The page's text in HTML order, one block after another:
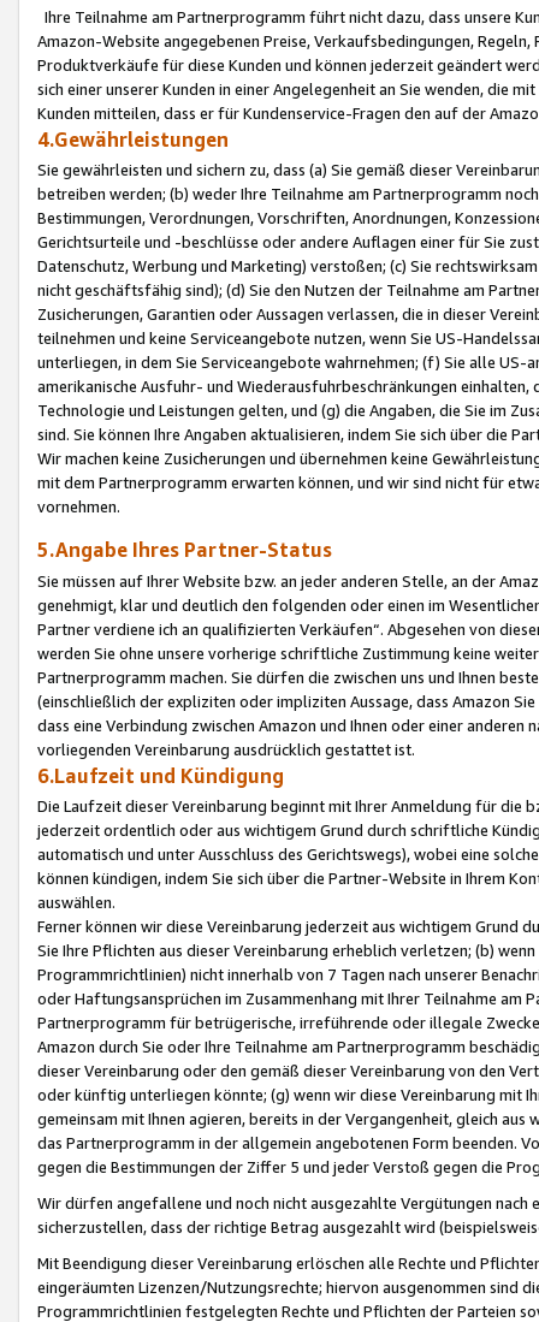
Ihre Teilnahme am Partnerprogramm führt nicht dazu, dass unsere
Amazon-Website angegebenen Preise, Verkaufsbedingungen,
Produktverkäufe für diese Kunden und können jederzeit geändert
sich einer unserer Kunden in einer Angelegenheit an Sie wenden, die
Kunden mitteilen, dass er für Kundenservice-Fragen den auf der
4.Gewährleistungen
Sie gewährleisten und sichern zu, dass (a) Sie gemäß dieser
betreiben werden; (b) weder Ihre Teilnahme am Partnerprogramm
Bestimmungen, Verordnungen, Vorschriften, Anordnungen,
Gerichtsurteile und -beschlüsse oder andere Auflagen einer für Sie
Datenschutz, Werbung und Marketing) verstoßen; (c) Sie
nicht geschäftsfähig sind); (d) Sie den Nutzen der Teilnahme am
Zusicherungen, Garantien oder Aussagen verlassen, die in dieser
teilnehmen und keine Serviceangebote nutzen, wenn Sie US-
unterliegen, in dem Sie Serviceangebote wahrnehmen; (f) Sie alle
amerikanische Ausfuhr- und Wiederausfuhrbeschränkungen
Technologie und Leistungen gelten, und (g) die Angaben, die Sie im
sind. Sie können Ihre Angaben aktualisieren, indem Sie sich über die
Wir machen keine Zusicherungen und übernehmen keine
mit dem Partnerprogramm erwarten können, und wir sind nicht für
vornehmen.
5.Angabe Ihres Partner-Status
Sie müssen auf Ihrer Website bzw. an jeder anderen Stelle, an der
genehmigt, klar und deutlich den folgenden oder einen im
Partner verdiene ich an qualifizierten Verkäufen“. Abgesehen von
werden Sie ohne unsere vorherige schriftliche Zustimmung keine
Partnerprogramm machen. Sie dürfen die zwischen uns und Ihnen
(einschließlich der expliziten oder impliziten Aussage, dass Amazon
dass eine Verbindung zwischen Amazon und Ihnen oder einer
vorliegenden Vereinbarung ausdrücklich gestattet ist.
6.Laufzeit und Kündigung
Die Laufzeit dieser Vereinbarung beginnt mit Ihrer Anmeldung für die
jederzeit ordentlich oder aus wichtigem Grund durch schriftliche
automatisch und unter Ausschluss des Gerichtswegs), wobei eine
können kündigen, indem Sie sich über die Partner-Website in Ihrem
auswählen.
Ferner können wir diese Vereinbarung jederzeit aus wichtigem Grund
Sie Ihre Pflichten aus dieser Vereinbarung erheblich verletzen; (b)
Programmrichtlinien) nicht innerhalb von 7 Tagen nach unserer
oder Haftungsansprüchen im Zusammenhang mit Ihrer Teilnahme am
Partnerprogramm für betrügerische, irreführende oder illegale
Amazon durch Sie oder Ihre Teilnahme am Partnerprogramm
dieser Vereinbarung oder den gemäß dieser Vereinbarung von den
oder künftig unterliegen könnte; (g) wenn wir diese Vereinbarung mit
gemeinsam mit Ihnen agieren, bereits in der Vergangenheit, gleich
das Partnerprogramm in der allgemein angebotenen Form beenden.
gegen die Bestimmungen der Ziffer 5 und jeder Verstoß gegen die
Wir dürfen angefallene und noch nicht ausgezahlte Vergütungen
sicherzustellen, dass der richtige Betrag ausgezahlt wird
Mit Beendigung dieser Vereinbarung erlöschen alle Rechte und
eingeräumten Lizenzen/Nutzungsrechte; hiervon ausgenommen sind
Programmrichtlinien festgelegten Rechte und Pflichten der Parteien